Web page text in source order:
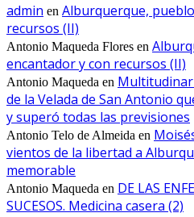
admin en Alburquerque,
recursos (II)
Antonio Maqueda Flores en
encantador y con recursos (II)
Antonio Maqueda en
de la Velada de San Antonio
y superó todas las previsiones
Antonio Telo de Almeida en
vientos de la libertad a
memorable
Antonio Maqueda en DE LAS
SUCESOS. Medicina casera (2)